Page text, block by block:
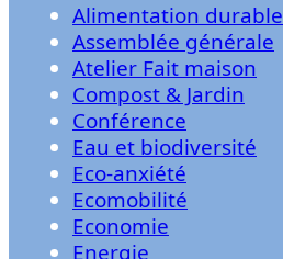
Alimentation durable
Assemblée générale
Atelier Fait maison
Compost & Jardin
Conférence
Eau et biodiversité
Eco-anxiété
Ecomobilité
Economie
Energie